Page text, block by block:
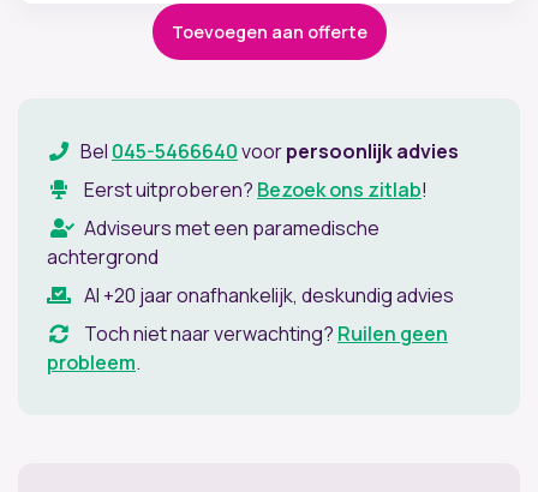
Toevoegen aan offerte
Bel 045-5466640voorpersoonlijk advies
Eerst uitproberen? Bezoek ons zitlab!
Adviseurs met een paramedische
achtergrond
Al +20 jaar onafhankelijk, deskundig advies
Toch niet naar verwachting? Ruilen geen
probleem.